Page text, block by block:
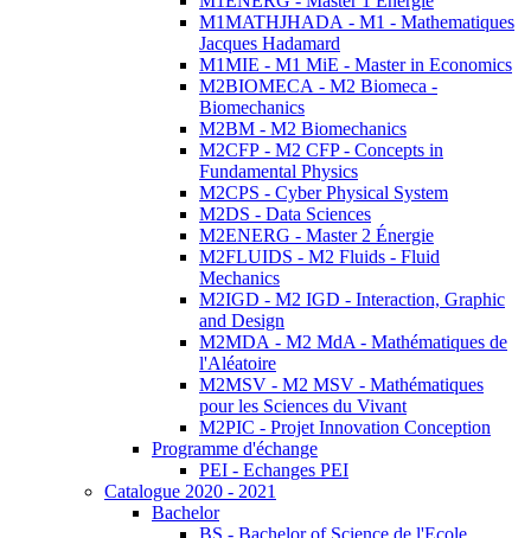
M1MATHJHADA - M1 - Mathematiques
Jacques Hadamard
M1MIE - M1 MiE - Master in Economics
M2BIOMECA - M2 Biomeca -
Biomechanics
M2BM - M2 Biomechanics
M2CFP - M2 CFP - Concepts in
Fundamental Physics
M2CPS - Cyber Physical System
M2DS - Data Sciences
M2ENERG - Master 2 Énergie
M2FLUIDS - M2 Fluids - Fluid
Mechanics
M2IGD - M2 IGD - Interaction, Graphic
and Design
M2MDA - M2 MdA - Mathématiques de
l'Aléatoire
M2MSV - M2 MSV - Mathématiques
pour les Sciences du Vivant
M2PIC - Projet Innovation Conception
Programme d'échange
PEI - Echanges PEI
Catalogue 2020 - 2021
Bachelor
BS - Bachelor of Science de l'Ecole